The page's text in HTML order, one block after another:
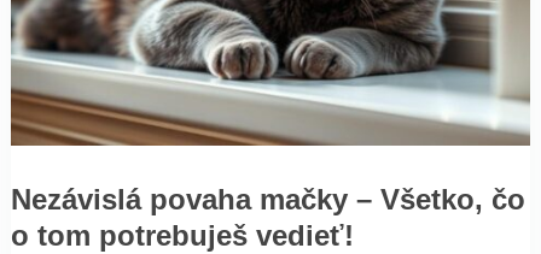
Nezávislá povaha mačky – Všetko, čo
o tom potrebuješ vedieť!